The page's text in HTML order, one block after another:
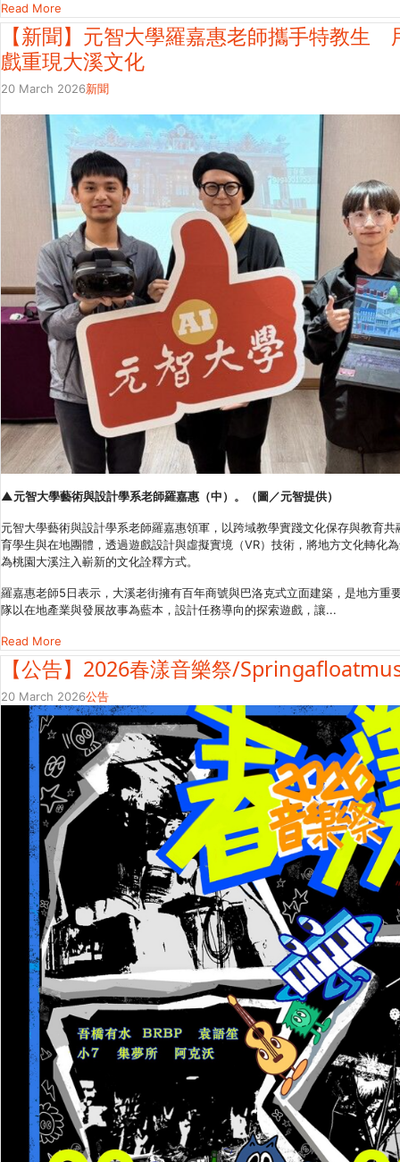
Read More
【新聞】元智大學羅嘉惠老師攜手特教生
戲重現大溪文化
20 March 2026新聞
▲元智大學藝術與設計學系老師羅嘉惠（中）。（圖／元智提供）
元智大學藝術與設計學系老師羅嘉惠領軍，以跨域教學實踐文化保存與教育共
育學生與在地團體，透過遊戲設計與虛擬實境（VR）技術，將地方文化轉化
為桃園大溪注入嶄新的文化詮釋方式。
羅嘉惠老師5日表示，大溪老街擁有百年商號與巴洛克式立面建築，是地方重
隊以在地產業與發展故事為藍本，設計任務導向的探索遊戲，讓...
Read More
【公告】2026春漾音樂祭/
20 March 2026公告